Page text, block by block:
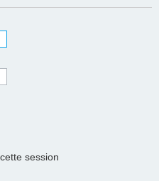
session